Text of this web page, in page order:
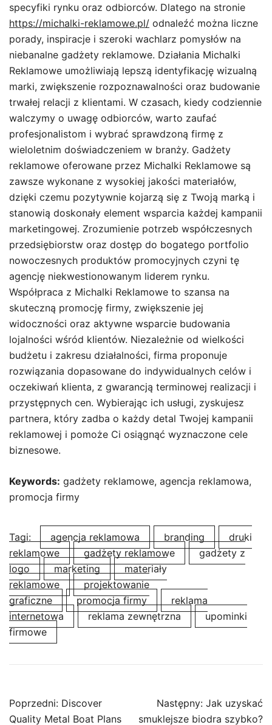
specyfiki rynku oraz odbiorców. Dlatego na stronie
https://michalki-reklamowe.pl/ odnaleźć można liczne
porady, inspiracje i szeroki wachlarz pomysłów na
niebanalne gadżety reklamowe. Działania Michalki
Reklamowe umożliwiają lepszą identyfikację wizualną
marki, zwiększenie rozpoznawalności oraz budowanie
trwałej relacji z klientami. W czasach, kiedy codziennie
walczymy o uwagę odbiorców, warto zaufać
profesjonalistom i wybrać sprawdzoną firmę z
wieloletnim doświadczeniem w branży. Gadżety
reklamowe oferowane przez Michalki Reklamowe są
zawsze wykonane z wysokiej jakości materiałów,
dzięki czemu pozytywnie kojarzą się z Twoją marką i
stanowią doskonały element wsparcia każdej kampanii
marketingowej. Zrozumienie potrzeb współczesnych
przedsiębiorstw oraz dostęp do bogatego portfolio
nowoczesnych produktów promocyjnych czyni tę
agencję niekwestionowanym liderem rynku.
Współpraca z Michalki Reklamowe to szansa na
skuteczną promocję firmy, zwiększenie jej
widoczności oraz aktywne wsparcie budowania
lojalności wśród klientów. Niezależnie od wielkości
budżetu i zakresu działalności, firma proponuje
rozwiązania dopasowane do indywidualnych celów i
oczekiwań klienta, z gwarancją terminowej realizacji i
przystępnych cen. Wybierając ich usługi, zyskujesz
partnera, który zadba o każdy detal Twojej kampanii
reklamowej i pomoże Ci osiągnąć wyznaczone cele
biznesowe.
Keywords: gadżety reklamowe, agencja reklamowa,
promocja firmy
Tagi: agencja reklamowa branding
druki
reklamowe
gadżety reklamowe
gadżety z
logo
marketing
materiały
reklamowe
projektowanie
graficzne
promocja firmy
reklama
internetowa
reklama zewnętrzna
upominki
firmowe
Nawigacja
wpisu
Poprzedni: Discover
Quality Metal Boat Plans
Następny: Jak uzyskać
smuklejsze biodra szybko?